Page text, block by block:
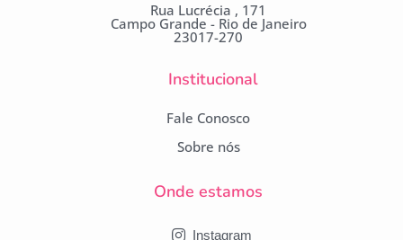
Rua Lucrécia , 171
Campo Grande - Rio de Janeiro
23017-270
Institucional
Fale Conosco
Sobre nós
Onde estamos
Instagram